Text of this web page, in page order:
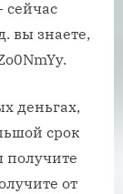
сейчас
вы знаете,
деньгах,
срок
получите
от